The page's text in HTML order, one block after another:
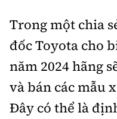
Trong một chia
đốc Toyota cho
năm 2024 hãng
và bán các mẫu
Đây có thể là